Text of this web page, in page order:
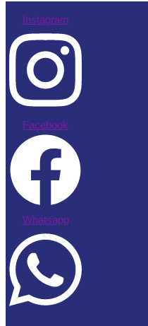
Instagram
Facebook
Whatsapp